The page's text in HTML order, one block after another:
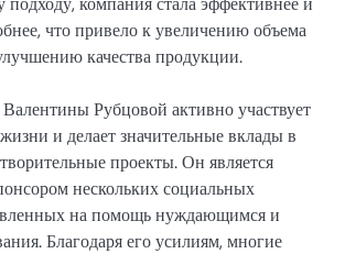
что привело к увеличению объема
качества продукции.
Рубцовой активно участвует
и делает значительные вклады в
проекты. Он является
нескольких социальных
на помощь нуждающимся и
Благодаря его усилиям, многие